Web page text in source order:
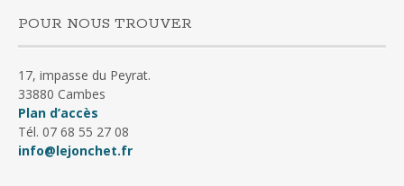
POUR NOUS TROUVER
17, impasse du Peyrat.
33880 Cambes
Plan d’accès
Tél. 07 68 55 27 08
info@lejonchet.fr